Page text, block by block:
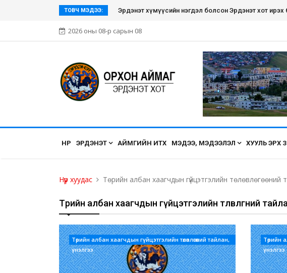
ТОВЧ МЭДЭЭ: Эрдэнэт хүмүүсийн нэгдэл болсон Эрдэнэт хот ирэх
2026 оны 08-р сарын 08
НҮҮР ЭРДЭНЭТ АЙМГИЙН ИТХ МЭДЭЭ, МЭДЭЭЛЭЛ ХУУЛЬ ЭРХ
Нүүр хуудас Төрийн албан хаагчдын гүйцэтгэлийн төлөвлөгөөний
Төрийн албан хаагчдын гүйцэтгэлийн төлөвлөгөөний
Төрийн албан хаагчдын гүйцэтгэлийн төлөвлөгөөний тайлан,
үнэлгээ
Төрийн
үнэлгээ